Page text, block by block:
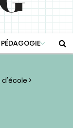
PÉDAGOGIE
d'école >